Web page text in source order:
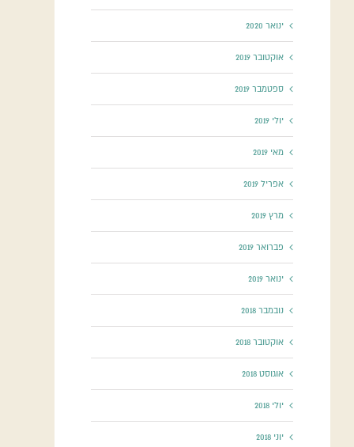
ינואר 2020
אוקטובר 2019
ספטמבר 2019
יולי 2019
מאי 2019
אפריל 2019
מרץ 2019
פברואר 2019
ינואר 2019
נובמבר 2018
אוקטובר 2018
אוגוסט 2018
יולי 2018
יוני 2018